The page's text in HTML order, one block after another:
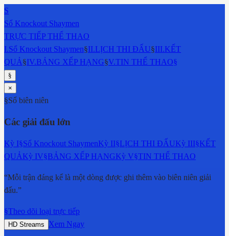
S
Sổ Knockout Shaymen
TRỰC TIẾP THỂ THAO
I.Sổ Knockout Shaymen§II.LỊCH THI ĐẤU§III.KẾT
QUẢ§IV.BẢNG XẾP HẠNG§V.TIN THỂ THAO§
§
×
§Sổ biên niên
Các giải đấu lớn
Kỳ I§Sổ Knockout ShaymenKỳ II§LỊCH THI ĐẤUKỳ III§KẾT
QUẢKỳ IV§BẢNG XẾP HẠNGKỳ V§TIN THỂ THAO
“Mỗi trận đáng kể là một dòng được ghi thêm vào biên niên giải
đấu.”
§Theo dõi loại trực tiếp
HD Streams Xem Ngay